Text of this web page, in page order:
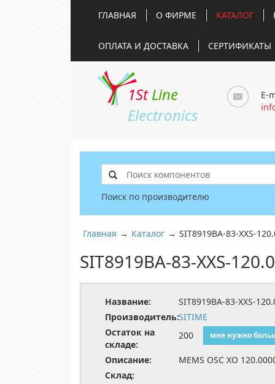
ГЛАВНАЯ О ФИРМЕ КАТАЛОГ
ОПЛАТА И ДОСТАВКА СЕРТИФИКАТЫ
1St Line
Electronics
E-
Поиск по производителю
Главная → Каталог → SIT8919BA-83-XXS-
SIT8919BA-83-XXS-
Название:
SIT8919BA-83-XXS-
Производитель:SITIME
Остаток на
складе:
200 мне нужно
Описание:
MEMS OSC XO
Склад: